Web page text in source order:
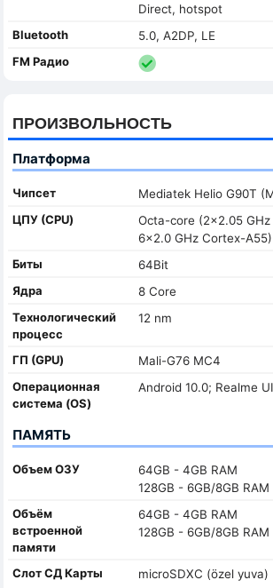
Direct, hotspot
Bluetooth
5.0, A2DP, LE
FM Радио
ПРОИЗВОЛЬНОСТЬ
Платформа
Чипсет
Mediatek Helio G90T
ЦПУ (CPU)
Octa-core (2x2.05
6x2.0 GHz Cortex-A55)
Биты
64Bit
Ядра
8 Core
Технологический
процесс
12 nm
ГП (GPU)
Mali-G76 MC4
Oперационная
система (OS)
Android 10.0; Realme UI
ПАМЯТЬ
Объем ОЗУ
64GB - 4GB RAM
128GB - 6GB/8GB RAM
Объём
встроенной
памяти
64GB - 4GB RAM
128GB - 6GB/8GB RAM
Слот СД Карты microSDXC (özel yuva)